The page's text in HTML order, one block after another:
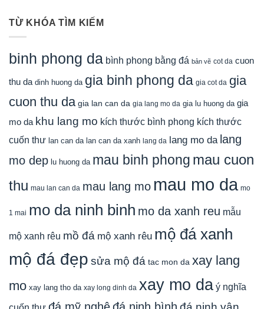
TỪ KHÓA TÌM KIẾM
binh phong da bình phong bằng đá bản vẽ cot da cuon
thu da dinh huong da gia binh phong da gia cot da gia
cuon thu da gia lan can da gia lang mo da gia lu huong da gia
mo da khu lang mo kích thước bình phong kích thước
cuốn thư lan can da lan can da xanh lang da lang mo da lang
mo dep lu huong da mau binh phong mau cuon
thu mau lan can da mau lang mo mau mo da mo
1 mai mo da ninh binh mo da xanh reu mẫu
mộ xanh rêu mồ đá mộ xanh rêu mộ đá xanh
mộ đá đẹp sửa mộ đá tac mon da xay lang
mo xay lang tho da xay long dinh da xay mo da ý nghĩa